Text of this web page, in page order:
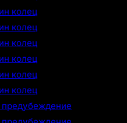
колец
колец
колец
колец
колец
колец